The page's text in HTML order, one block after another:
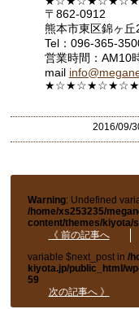
〒862-0912
熊本市東区錦ヶ丘
Tel：096-365-
営業時間：AM10
mail
2016/09/
Warning: Undefined
/home/xs253235/
content/themes/kiyota/
《 前の記事へ
variable $next_post in/
kiyota.jp/public_html/
59
次の記事へ 》